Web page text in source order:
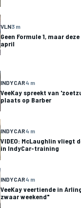
VLN3 m
Geen Formule 1, maar
april
INDYCAR4 m
VeeKay spreekt van
plaats op Barber
INDYCAR4 m
VIDEO: McLaughlin vliegt
in IndyCar-training
INDYCAR4 m
VeeKay veertiende in
zwaar weekend"